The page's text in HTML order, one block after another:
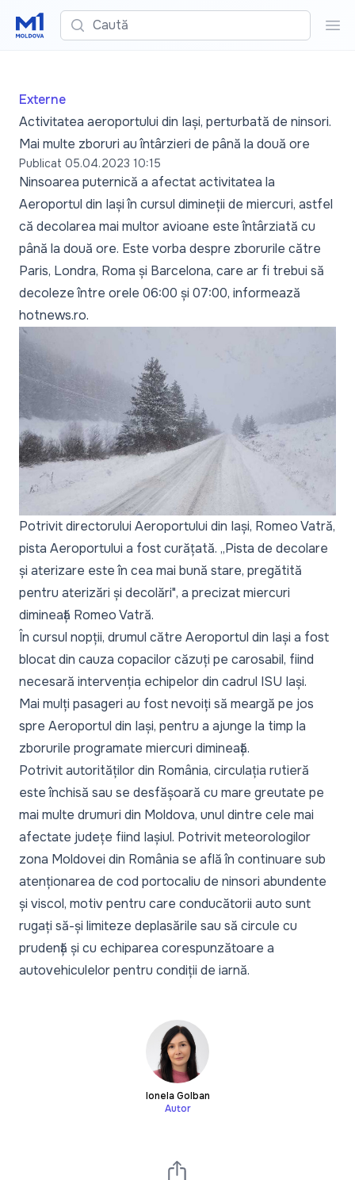
Caută
Externe
Activitatea aeroportului din Iași, perturbată de ninsori.
Mai multe zboruri au întârzieri de până la două ore
Publicat 05.04.2023 10:15
Ninsoarea puternică a afectat activitatea la
Aeroportul din Iași în cursul dimineții de miercuri, astfel
că decolarea mai multor avioane este întârziată cu
până la două ore. Este vorba despre zborurile către
Paris, Londra, Roma și Barcelona, care ar fi trebui să
decoleze între orele 06:00 și 07:00, informează
hotnews.ro.
Potrivit directorului Aeroportului din Iași, Romeo Vatră,
pista Aeroportului a fost curățată. „Pista de decolare
și aterizare este în cea mai bună stare, pregătită
pentru aterizări și decolări", a precizat miercuri
dimineață Romeo Vatră.
În cursul nopții, drumul către Aeroportul din Iași a fost
blocat din cauza copacilor căzuți pe carosabil, fiind
necesară intervenția echipelor din cadrul ISU Iași.
Mai mulți pasageri au fost nevoiți să meargă pe jos
spre Aeroportul din Iași, pentru a ajunge la timp la
zborurile programate miercuri dimineață.
Potrivit autorităților din România, circulația rutieră
este închisă sau se desfășoară cu mare greutate pe
mai multe drumuri din Moldova, unul dintre cele mai
afectate județe fiind Iașiul. Potrivit meteorologilor
zona Moldovei din România se află în continuare sub
atenționarea de cod portocaliu de ninsori abundente
și viscol, motiv pentru care conducătorii auto sunt
rugați să-și limiteze deplasările sau să circule cu
prudență și cu echiparea corespunzătoare a
autovehiculelor pentru condiții de iarnă.
Ionela Golban
Autor